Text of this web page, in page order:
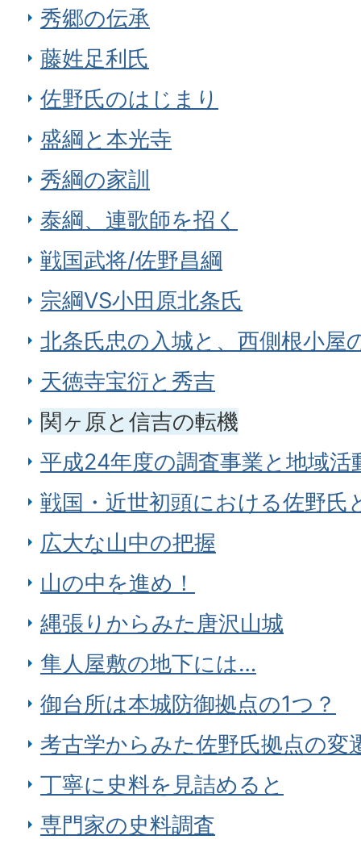
秀郷の伝承
藤姓足利氏
佐野氏のはじまり
盛綱と本光寺
秀綱の家訓
泰綱、連歌師を招く
戦国武将/佐野昌綱
宗綱VS小田原北条氏
北条氏忠の入城と、西側根小屋
天徳寺宝衍と秀吉
関ヶ原と信吉の転機
平成24年度の調査事業と地域活
戦国・近世初頭における佐野氏
広大な山中の把握
山の中を進め！
縄張りからみた唐沢山城
隼人屋敷の地下には…
御台所は本城防御拠点の1つ？
考古学からみた佐野氏拠点の変
丁寧に史料を見詰めると
専門家の史料調査